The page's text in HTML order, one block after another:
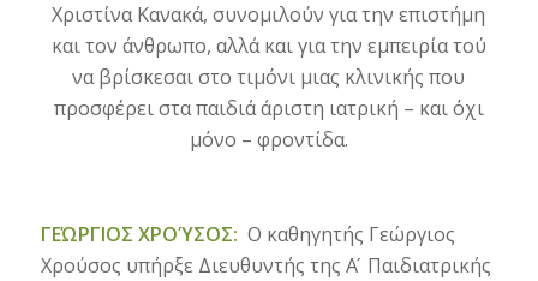
Χριστίνα Κανακά, συνομιλούν για την επιστήμη
και τον άνθρωπο, αλλά και για την εμπειρία τού
να βρίσκεσαι στο τιμόνι μιας κλινικής που
προσφέρει στα παιδιά άριστη ιατρική – και όχι
μόνο – φροντίδα.
ΓΕΏΡΓΙΟΣ ΧΡΟΎΣΟΣ: Ο καθηγητής Γεώργιος
Χρούσος υπήρξε Διευθυντής της Α ́ Παιδιατρικής